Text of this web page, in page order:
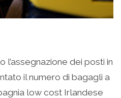
l’assegnazione dei posti in
il numero di bagagli a
low cost Irlandese